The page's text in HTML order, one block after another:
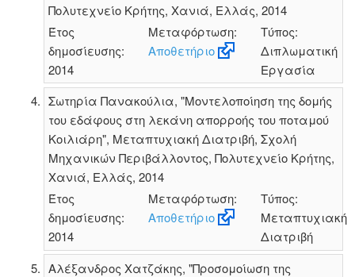
Πολυτεχνείο Κρήτης, Χανιά, Ελλάς, 2014
Έτος
δημοσίευσης:
2014
Μεταφόρτωση:
Αποθετήριο
Τύπος:
Διπλωματική
Εργασία
Σωτηρία Πανακούλια, "Μοντελοποίηση της δομής
του εδάφους στη λεκάνη απορροής του ποταμού
Κοιλιάρη", Μεταπτυχιακή Διατριβή, Σχολή
Μηχανικών Περιβάλλοντος, Πολυτεχνείο Κρήτης,
Χανιά, Ελλάς, 2014
Έτος
δημοσίευσης:
2014
Μεταφόρτωση:
Αποθετήριο
Τύπος:
Μεταπτυχιακή
Διατριβή
Αλέξανδρος Χατζάκης, "Προσομοίωση της